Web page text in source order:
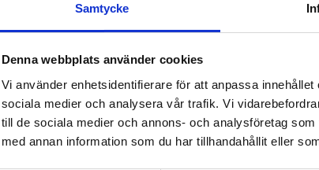
Samtycke
Denna webbplats använder cookies
Vi använder enhetsidentifierare för att anpassa
sociala medier och analysera vår trafik. Vi
till de sociala medier och annons- och analysföretag
med annan information som du har tillhandahållit eller